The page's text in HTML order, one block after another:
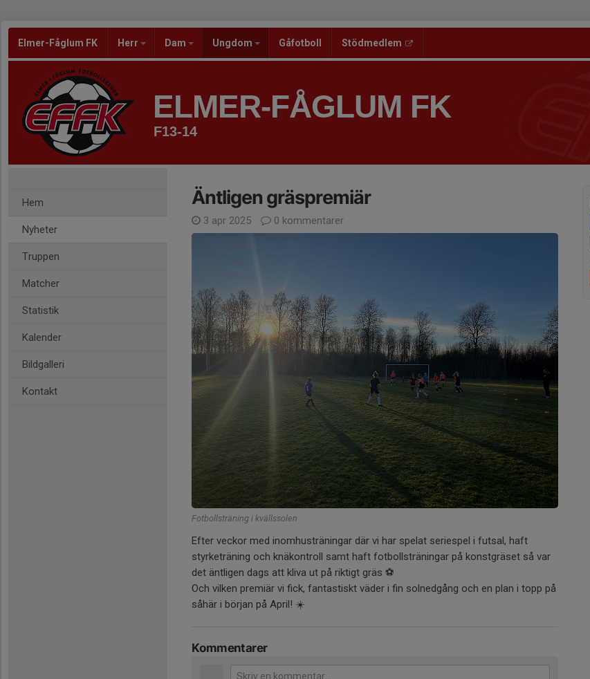
Elmer-Fåglum FK Herr Dam Ungdom Gåfotboll Stödmedlem
ELMER-FÅGLUM FK
F13-14
Hem
Nyheter
Truppen
Matcher
Statistik
Kalender
Bildgalleri
Kontakt
Äntligen gräspremiär
3 apr 2025 0 kommentarer
Fotbollsträning i kvällssolen
Efter veckor med inomhusträningar där vi har spelat seriespel i futsal, haft
styrketräning och knäkontroll samt haft fotbollsträningar på konstgräset så var
det äntligen dags att kliva ut på riktigt gräs ⚽️
Och vilken premiär vi fick, fantastiskt väder i fin solnedgång och en plan i topp på
såhär i början på April! ☀️
Kommentarer